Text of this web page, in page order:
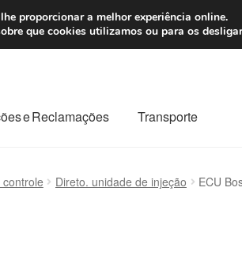
EUR
e Reclamações Transporte
Direto. unidade de injeção ECU
proporcionar a melhor experiência online.
que cookies utilizamos ou para os